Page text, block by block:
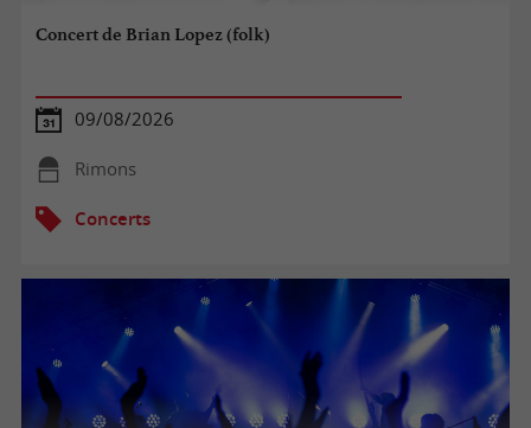
Concert de Brian Lopez (folk)
09/08/2026
Rimons
Concerts